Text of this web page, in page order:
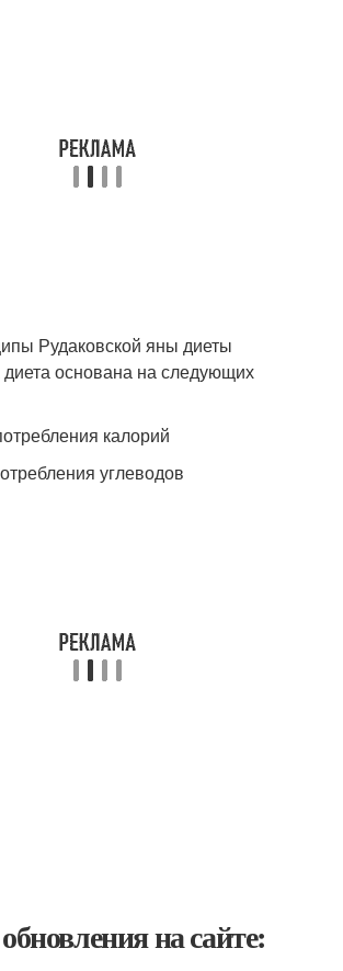
Рудаковской яны диеты
диета основана на следующих
калорий
углеводов
на сайте: